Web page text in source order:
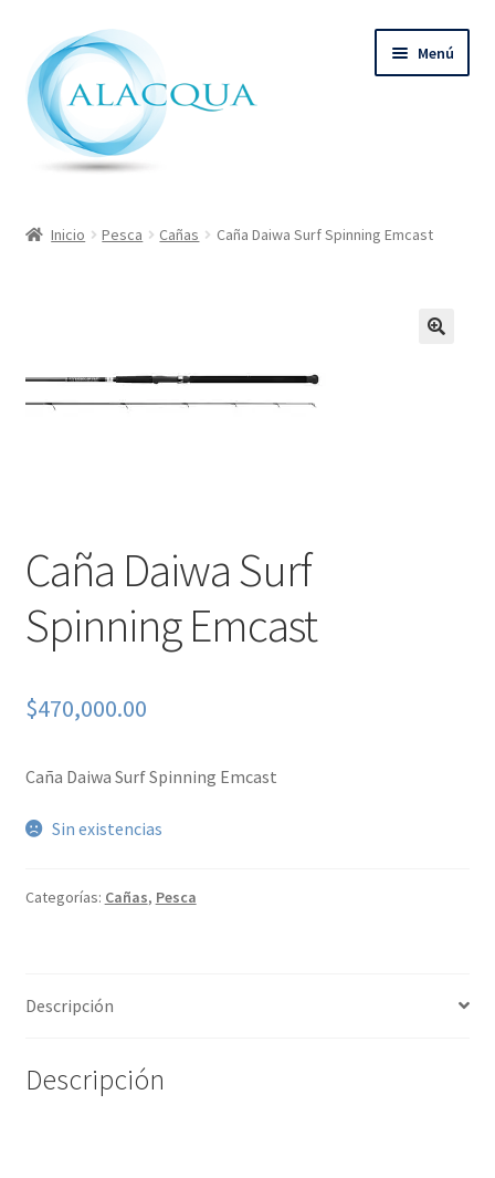
la
navegación
al
contenido
Menú
Contacto
Inicio Pesca Cañas Caña Daiwa Surf Spinning Emcast
Caña Daiwa Surf
Spinning Emcast
$470,000.00
Caña Daiwa Surf Spinning Emcast
Sin existencias
Categorías: Cañas, Pesca
Descripción
Descripción